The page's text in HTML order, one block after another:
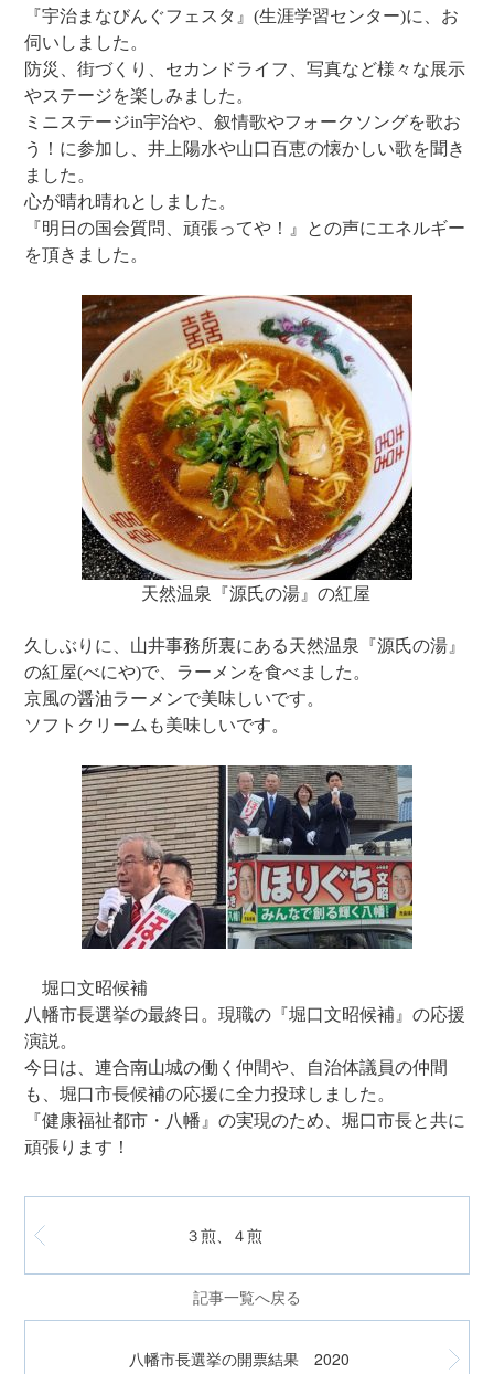
『宇治まなびんぐフェスタ』(生涯学習センター)に、お
伺いしました。
防災、街づくり、セカンドライフ、写真など様々な展示
やステージを楽しみました。
ミニステージin宇治や、叙情歌やフォークソングを歌お
う！に参加し、井上陽水や山口百恵の懐かしい歌を聞き
ました。
心が晴れ晴れとしました。
『明日の国会質問、頑張ってや！』との声にエネルギー
を頂きました。
天然温泉『源氏の湯』の紅屋
久しぶりに、山井事務所裏にある天然温泉『源氏の湯』
の紅屋(べにや)で、ラーメンを食べました。
京風の醤油ラーメンで美味しいです。
ソフトクリームも美味しいです。
堀口文昭候補
八幡市長選挙の最終日。現職の『堀口文昭候補』の応援
演説。
今日は、連合南山城の働く仲間や、自治体議員の仲間
も、堀口市長候補の応援に全力投球しました。
『健康福祉都市・八幡』の実現のため、堀口市長と共に
頑張ります！
３煎、４煎
記事一覧へ戻る
八幡市長選挙の開票結果 2020